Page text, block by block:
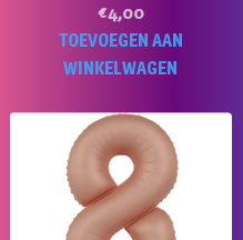
€4,00
TOEVOEGEN AAN
WINKELWAGEN